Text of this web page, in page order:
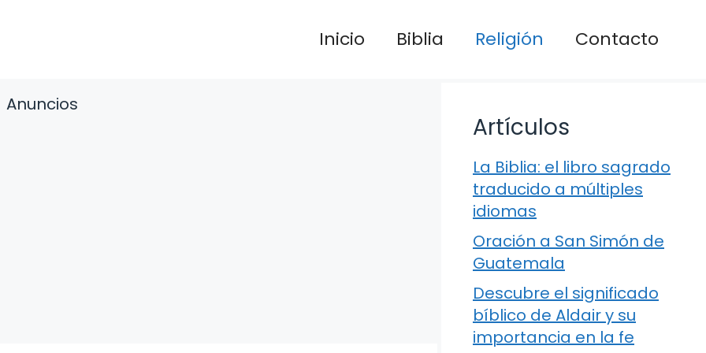
Inicio Biblia Religión Contacto
Anuncios
Artículos
La Biblia: el libro sagrado
traducido a múltiples
idiomas
Oración a San Simón de
Guatemala
Descubre el significado
bíblico de Aldair y su
importancia en la fe